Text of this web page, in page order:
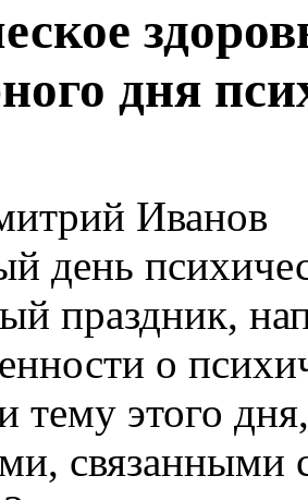
дня
Иванов
день
праздник,
о
тему этого
связанными